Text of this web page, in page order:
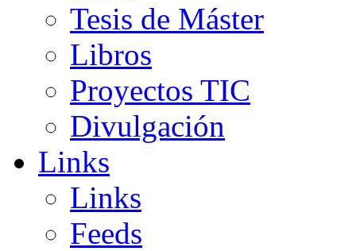
Tesis de Máster
Libros
Proyectos TIC
Divulgación
Links
Links
Feeds